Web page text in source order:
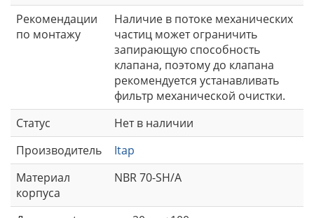
Рекомендации
по монтажу
Наличие в потоке механических
частиц может ограничить
запирающую способность
клапана, поэтому до клапана
рекомендуется устанавливать
фильтр механической очистки.
Статус
Нет в наличии
Производитель
Itap
Материал
корпуса
NBR 70-SH/A